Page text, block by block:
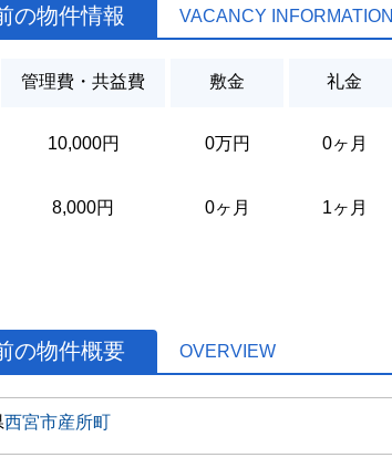
の物件情報 VACANCY INFORMATION
管理費・共益費 敷金 礼金
10,000円 0万円 0ヶ月
8,000円 0ヶ月 1ヶ月
の物件概要 OVERVIEW
西宮市産所町